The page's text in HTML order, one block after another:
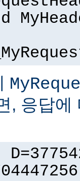
, 응답에